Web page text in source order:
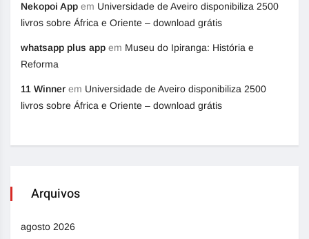
Nekopoi App em Universidade de Aveiro disponibiliza 2500
livros sobre África e Oriente – download grátis
whatsapp plus app em Museu do Ipiranga: História e
Reforma
11 Winner em Universidade de Aveiro disponibiliza 2500
livros sobre África e Oriente – download grátis
Arquivos
agosto 2026